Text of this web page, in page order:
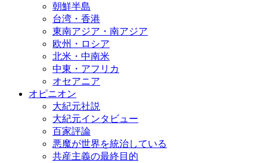
朝鮮半島
台湾・香港
東南アジア・南アジア
欧州・ロシア
北米・中南米
中東・アフリカ
オセアニア
オピニオン
大紀元社説
大紀元インタビュー
百家評論
悪魔が世界を統治している
共産主義の最終目的